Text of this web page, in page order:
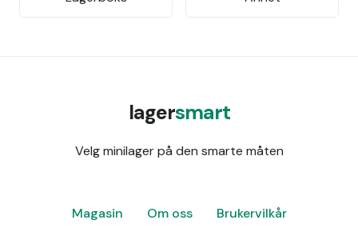
lagersmart
Velg minilager på den smarte måten
Magasin Om oss Brukervilkår